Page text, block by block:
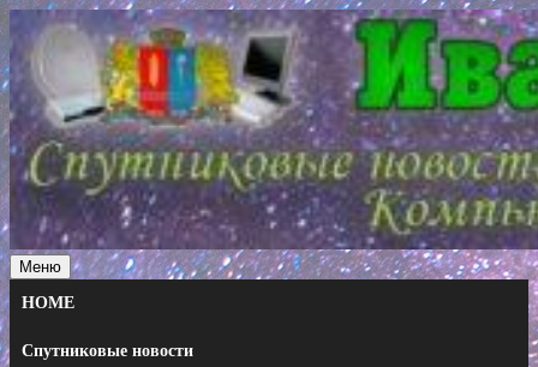
Перейти
к
содержимому
Меню
HOME
Спутниковые новости